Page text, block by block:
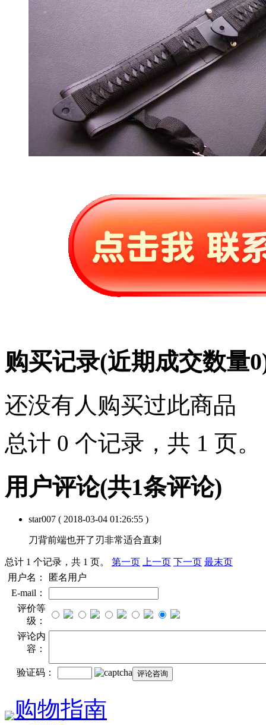
购买记录(近期成交数量0
还没有人购买过此商品
总计 0 个记录，共 1 页。
用户评论(共1条评论)
star007 ( 2018-03-04 01:26:55 )
刀背前端也开了刃非常适合直刺
总计 1 个记录，共 1 页。 第一页 上一页 下一页 最末页
用户名：
匿名用户
E-mail：
评价等
级：
评论内
容：
验证码：
购物指南